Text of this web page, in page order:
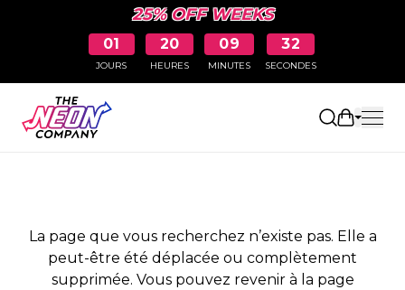
25% OFF WEEKS
01
JOURS
20
HEURES
09
MINUTES
32
SECONDES
Ouvrir le
PAGE NON TROUVÉE
La page que vous recherchez n’existe pas. Elle a
peut-être été déplacée ou complètement
supprimée. Vous pouvez revenir à la page